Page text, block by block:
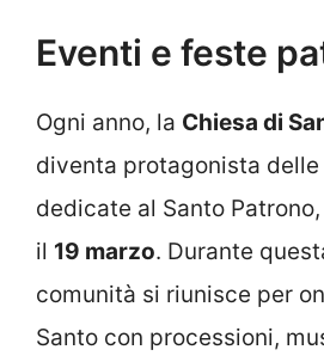
Eventi e feste
Ogni anno, la Chiesa di
diventa protagonista
dedicate al Santo
il 19 marzo. Durante
comunità si riunisce per
Santo con processioni,